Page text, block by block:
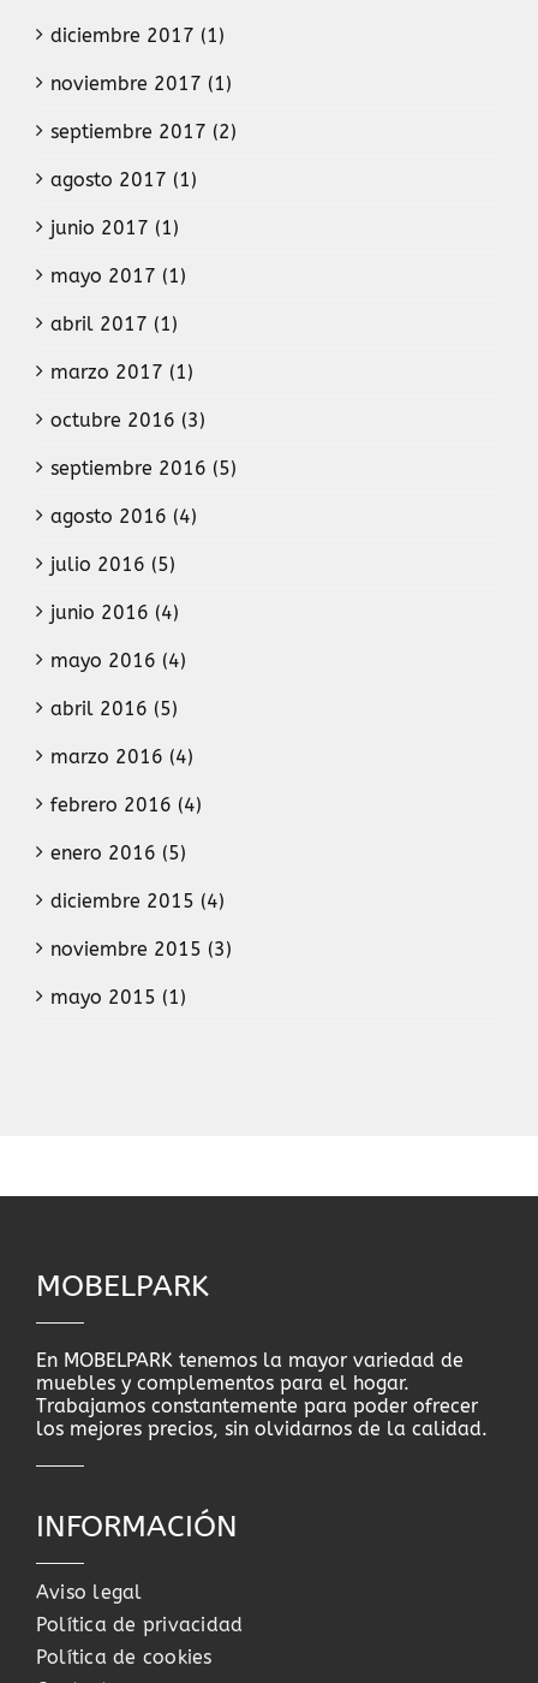
diciembre 2017 (1)
noviembre 2017 (1)
septiembre 2017 (2)
agosto 2017 (1)
junio 2017 (1)
mayo 2017 (1)
abril 2017 (1)
marzo 2017 (1)
octubre 2016 (3)
septiembre 2016 (5)
agosto 2016 (4)
julio 2016 (5)
junio 2016 (4)
mayo 2016 (4)
abril 2016 (5)
marzo 2016 (4)
febrero 2016 (4)
enero 2016 (5)
diciembre 2015 (4)
noviembre 2015 (3)
mayo 2015 (1)
MOBELPARK
En MOBELPARK tenemos la mayor variedad de
muebles y complementos para el hogar.
Trabajamos constantemente para poder ofrecer
los mejores precios, sin olvidarnos de la calidad.
INFORMACIÓN
Aviso legal
Política de privacidad
Política de cookies